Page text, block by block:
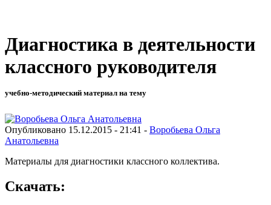
Диагностика в деятельности
классного руководителя
учебно-методический материал на тему
Опубликовано 15.12.2015 - 21:41 - Воробьева Ольга
Анатольевна
Материалы для диагностики классного коллектива.
Скачать: